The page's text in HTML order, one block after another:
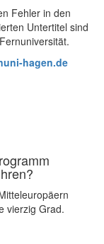
Fehler in den
Untertitel sind
hagen.de
vierzig Grad.